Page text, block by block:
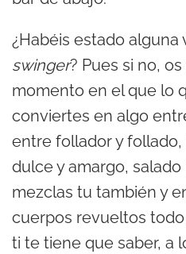
¿Habéis estado alguna
swinger? Pues si no,
momento en el que lo
conviertes en algo
entre follador y
dulce y amargo,
mezclas tu también y
cuerpos revueltos
ti te tiene que saber, a